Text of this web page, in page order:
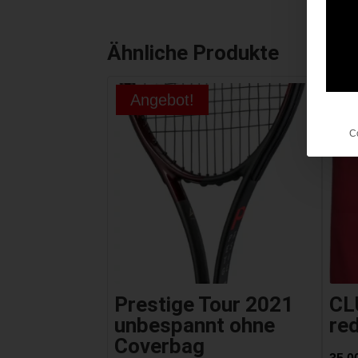
Ähnliche Produkte
Angebot!
Prestige Tour 2021
unbespannt ohne
Coverbag